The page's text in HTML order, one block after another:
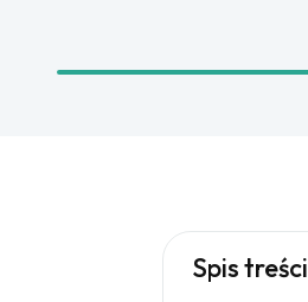
Spis treści